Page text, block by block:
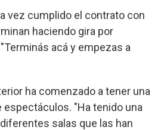
vez cumplido el contrato con
haciendo gira por
acá y empezas a
ha comenzado a tener una
"Ha tenido una
salas que las han